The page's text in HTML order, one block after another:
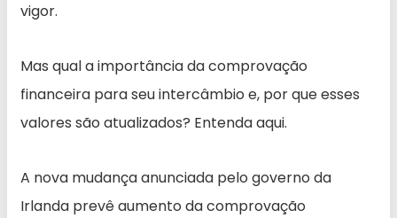
vigor.
Mas qual a importância da comprovação
financeira para seu intercâmbio e, por que esses
valores são atualizados? Entenda aqui.
A nova mudança anunciada pelo governo da
Irlanda prevê aumento da comprovação